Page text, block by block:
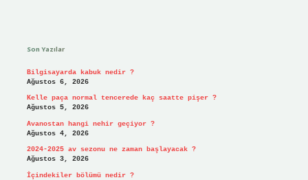
Son Yazılar
Bilgisayarda kabuk nedir ?
Ağustos 6, 2026
Kelle paça normal tencerede kaç saatte pişer ?
Ağustos 5, 2026
Avanostan hangi nehir geçiyor ?
Ağustos 4, 2026
2024-2025 av sezonu ne zaman başlayacak ?
Ağustos 3, 2026
İçindekiler bölümü nedir ?